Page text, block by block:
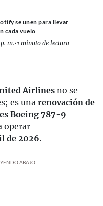
se unen para llevar
cada vuelo
m.•1 minuto de lectura
Airlines no se
es una renovación de
Boeing 787-9
operar
de 2026.
ABAJO